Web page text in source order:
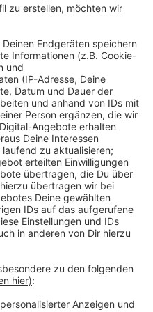
und die unsichere
im Kreis plant fast ein
in der nächsten
noch knapp 11
die Geschäfte in den
laufen.
05:57